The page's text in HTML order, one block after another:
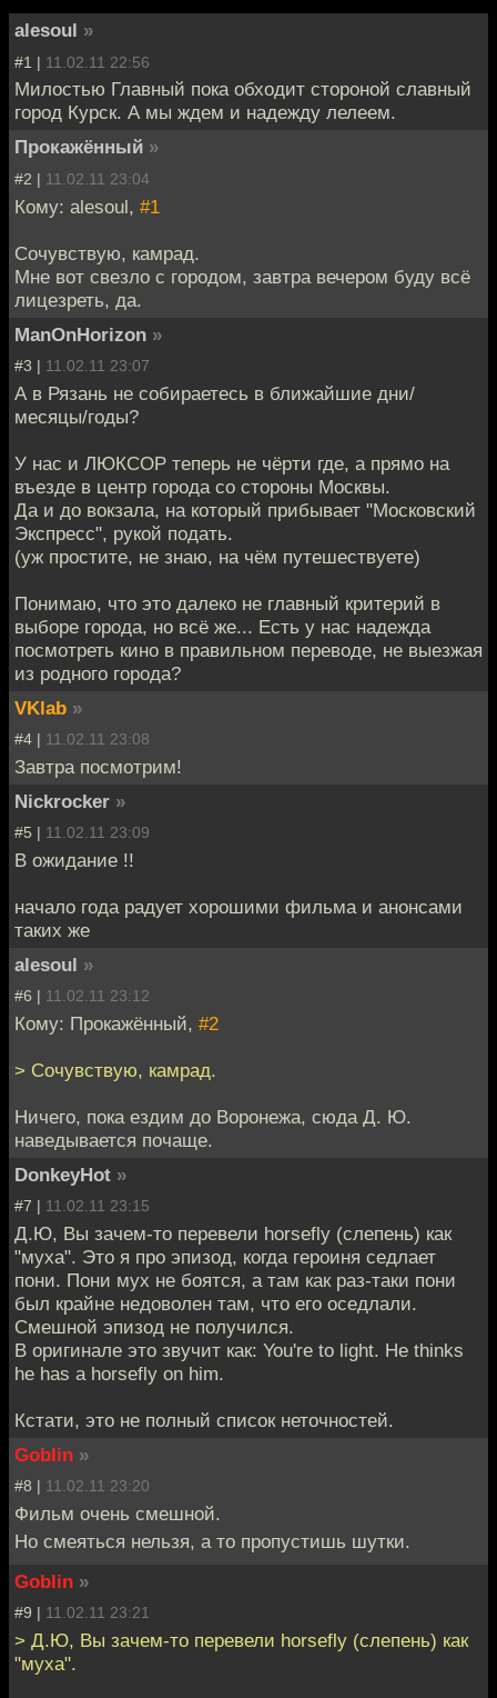
alesoul »
#1 | 11.02.11 22:56
Милостью Главный пока обходит стороной славный
город Курск. А мы ждем и надежду лелеем.
Прокажённый »
#2 | 11.02.11 23:04
Кому: alesoul, #1
Сочувствую, камрад.
Мне вот свезло с городом, завтра вечером буду всё
лицезреть, да.
ManOnHorizon »
#3 | 11.02.11 23:07
А в Рязань не собираетесь в ближайшие дни/
месяцы/годы?
У нас и ЛЮКСОР теперь не чёрти где, а прямо на
въезде в центр города со стороны Москвы.
Да и до вокзала, на который прибывает "Московский
Экспресс", рукой подать.
(уж простите, не знаю, на чём путешествуете)
Понимаю, что это далеко не главный критерий в
выборе города, но всё же... Есть у нас надежда
посмотреть кино в правильном переводе, не выезжая
из родного города?
VKlab »
#4 | 11.02.11 23:08
Завтра посмотрим!
Nickrocker »
#5 | 11.02.11 23:09
В ожидание !!
начало года радует хорошими фильма и анонсами
таких же
alesoul »
#6 | 11.02.11 23:12
Кому: Прокажённый, #2
> Сочувствую, камрад.
Ничего, пока ездим до Воронежа, сюда Д. Ю.
наведывается почаще.
DonkeyHot »
#7 | 11.02.11 23:15
Д.Ю, Вы зачем-то перевели horsefly (слепень) как
"муха". Это я про эпизод, когда героиня седлает
пони. Пони мух не боятся, а там как раз-таки пони
был крайне недоволен там, что его оседлали.
Смешной эпизод не получился.
В оригинале это звучит как: You're to light. He thinks
he has a horsefly on him.
Кстати, это не полный список неточностей.
Goblin »
#8 | 11.02.11 23:20
Фильм очень смешной.
Но смеяться нельзя, а то пропустишь шутки.
Goblin »
#9 | 11.02.11 23:21
> Д.Ю, Вы зачем-то перевели horsefly (слепень) как
"муха".